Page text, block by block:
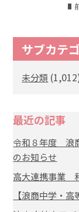
サブカテ
未分類
最近の記事
令和８年度 浪
のお知らせ
高大連携事業
【浪商中学・